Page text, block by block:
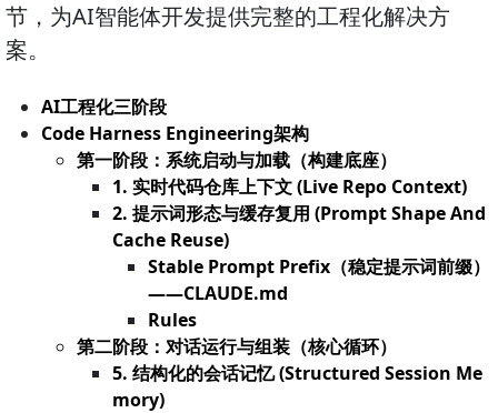
节，为AI智能体开发提供完整的工程化解决方
案。
AI工程化三阶段
Code Harness Engineering架构
第一阶段：系统启动与加载（构建底座）
1. 实时代码仓库上下文 (Live Repo Context)
2. 提示词形态与缓存复用 (Prompt Shape And
Cache Reuse)
Stable Prompt Prefix（稳定提示词前缀）
——CLAUDE.md
Rules
第二阶段：对话运行与组装（核心循环）
5. 结构化的会话记忆 (Structured Session Me
mory)